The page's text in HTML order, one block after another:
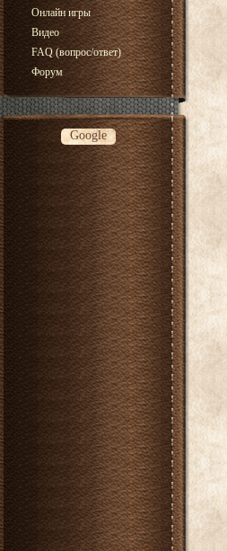
Онлайн игры
Видео
FAQ (вопрос/ответ)
Форум
Google